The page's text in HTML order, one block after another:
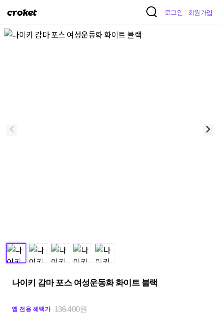
크
켓
로그인 회원가입
나이키 감마 포스 여성운동화 화이트 블랙
앱 전용 혜택가 136,400원